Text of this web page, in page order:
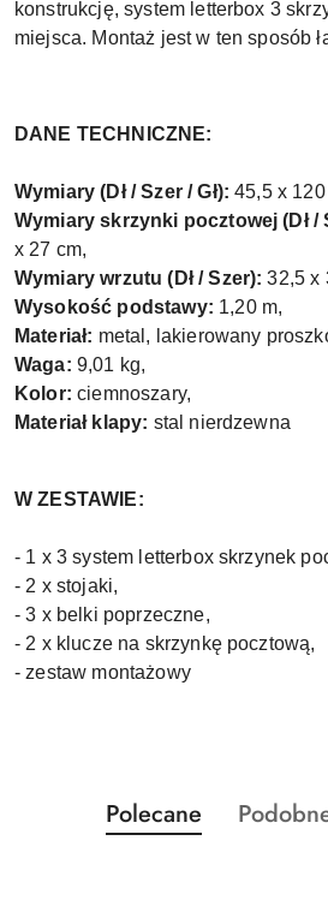
konstrukcję, system letterbox 3
miejsca. Montaż jest w ten sposób
DANE TECHNICZNE:
Wymiary (Dł / Szer / Gł): 45,5 x
Wymiary skrzynki pocztowej (Dł /
x 27 cm,
Wymiary wrzutu (Dł / Szer):32,5 x
Wysokość podstawy: 1,20 m,
Materiał: metal, lakierowany
Waga: 9,01 kg,
Kolor: ciemnoszary,
Materiał klapy: stal nierdzewna
W ZESTAWIE:
- 1 x 3 system letterbox skrzynek
- 2 x stojaki,
- 3 x belki poprzeczne,
- 2 x klucze na skrzynkę pocztową,
- zestaw montażowy
Pomiń karuzelę produktów
Produkty
o
Polecane
Produkty